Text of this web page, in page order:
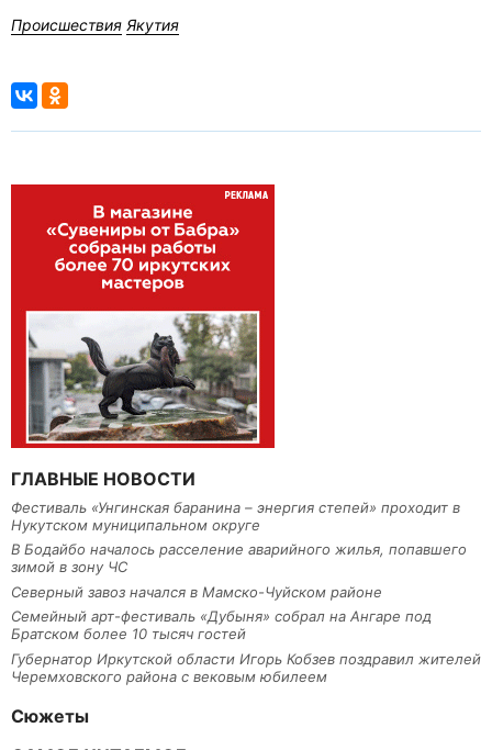
Происшествия Якутия
ГЛАВНЫЕ НОВОСТИ
Фестиваль «Унгинская баранина – энергия степей» проходит в
Нукутском муниципальном округе
В Бодайбо началось расселение аварийного жилья, попавшего
зимой в зону ЧС
Северный завоз начался в Мамско-Чуйском районе
Семейный арт-фестиваль «Дубыня» собрал на Ангаре под
Братском более 10 тысяч гостей
Губернатор Иркутской области Игорь Кобзев поздравил жителей
Черемховского района с вековым юбилеем
Сюжеты